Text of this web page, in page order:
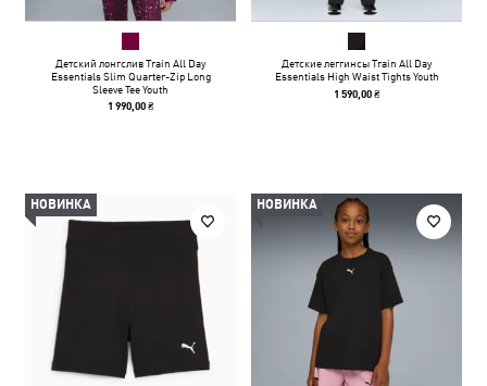
Детский лонгслив Train All Day
Essentials Slim Quarter-Zip Long
Sleeve Tee Youth
1 990,00 ₴
Детские леггинсы Train All Day
Essentials High Waist Tights Youth
1 590,00 ₴
НОВИНКА НОВИНКА